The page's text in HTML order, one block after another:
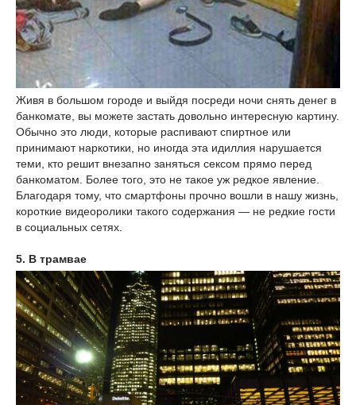
Живя в большом городе и выйдя посреди ночи снять денег в
банкомате, вы можете застать довольно интересную картину.
Обычно это люди, которые распивают спиртное или
принимают наркотики, но иногда эта идиллия нарушается
теми, кто решит внезапно заняться сексом прямо перед
банкоматом. Более того, это не такое уж редкое явление.
Благодаря тому, что смартфоны прочно вошли в нашу жизнь,
короткие видеоролики такого содержания — не редкие гости
в социальных сетях.
5. В трамвае